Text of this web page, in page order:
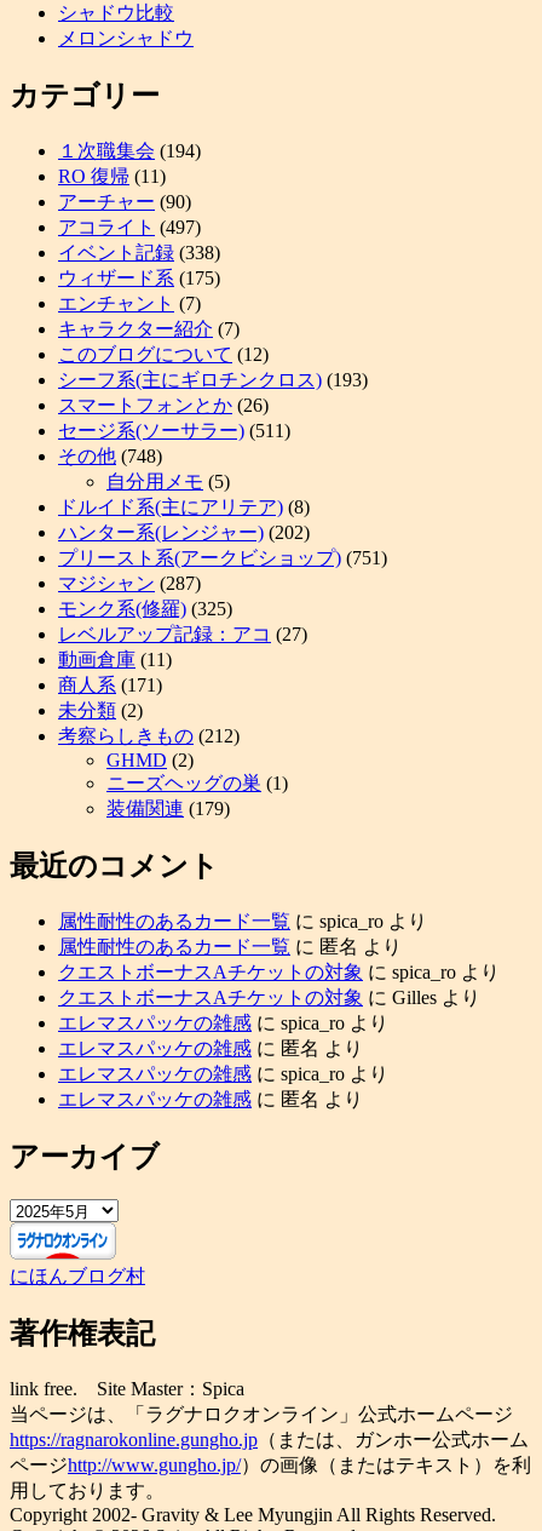
シャドウ比較
メロンシャドウ
カテゴリー
１次職集会 (194)
RO 復帰 (11)
アーチャー (90)
アコライト (497)
イベント記録 (338)
ウィザード系 (175)
エンチャント (7)
キャラクター紹介 (7)
このブログについて (12)
シーフ系(主にギロチンクロス) (193)
スマートフォンとか (26)
セージ系(ソーサラー) (511)
その他 (748)
自分用メモ (5)
ドルイド系(主にアリテア) (8)
ハンター系(レンジャー) (202)
プリースト系(アークビショップ) (751)
マジシャン (287)
モンク系(修羅) (325)
レベルアップ記録：アコ (27)
動画倉庫 (11)
商人系 (171)
未分類 (2)
考察らしきもの (212)
GHMD (2)
ニーズヘッグの巣 (1)
装備関連 (179)
最近のコメント
属性耐性のあるカード一覧 に spica_ro より
属性耐性のあるカード一覧 に 匿名 より
クエストボーナスAチケットの対象 に spica_ro より
クエストボーナスAチケットの対象 に Gilles より
エレマスパッケの雑感 に spica_ro より
エレマスパッケの雑感 に 匿名 より
エレマスパッケの雑感 に spica_ro より
エレマスパッケの雑感 に 匿名 より
アーカイブ
ア
ー
カ
イ
にほんブログ村
著作権表記
link free. Site Master：Spica
当ページは、「ラグナロクオンライン」公式ホームページ
https://ragnarokonline.gungho.jp （または、ガンホー公式ホーム
ページhttp://www.gungho.jp/）の画像（またはテキスト）を利
用しております。
Copyright 2002- Gravity & Lee Myungjin All Rights Reserved.